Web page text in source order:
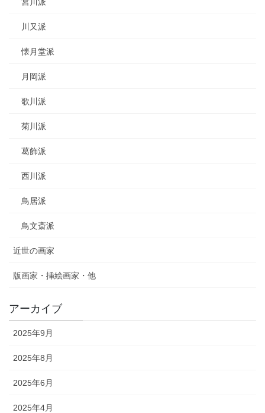
川又派
懐月堂派
月岡派
歌川派
菊川派
葛飾派
西川派
鳥居派
鳥文斎派
近世の画家
版画家・挿絵画家・他
アーカイブ
2025年9月
2025年8月
2025年6月
2025年4月